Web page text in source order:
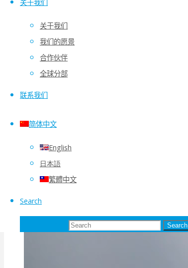
关于我们
关于我们
我们的愿景
合作伙伴
全球分部
联系我们
简体中文
English
日本語
繁體中文
Search
Search
累积知识、创造价值
了解更多